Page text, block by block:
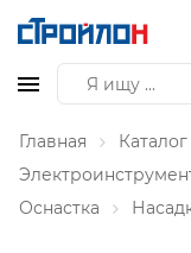
Главная Каталог
Оснастка